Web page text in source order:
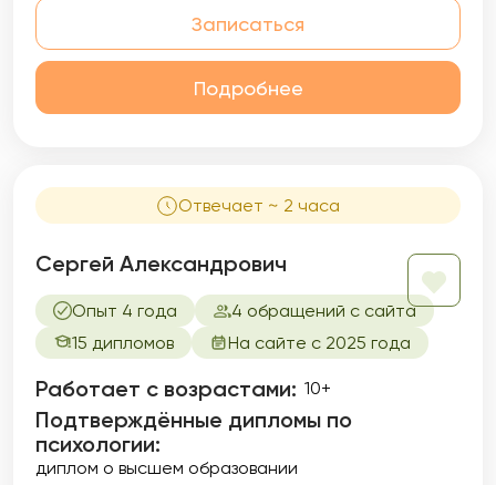
Записаться
Подробнее
Отвечает ~ 2 часа
Сергей Александрович
Опыт 4 года
4 обращений с сайта
15 дипломов
На сайте с 2025 года
Работает с возрастами: 10+
Подтверждённые дипломы по
психологии:
диплом о высшем образовании